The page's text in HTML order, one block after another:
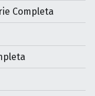
Completa